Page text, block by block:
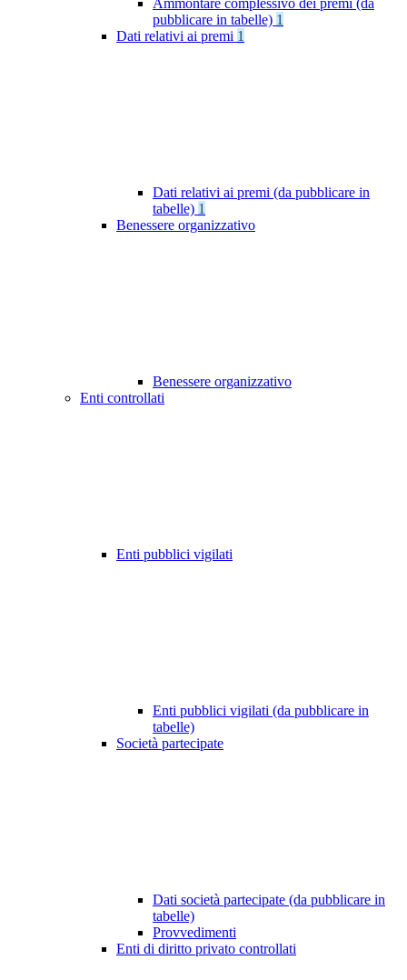
Ammontare complessivo dei premi (da
pubblicare in tabelle) 1
Dati relativi ai premi 1
Dati relativi ai premi (da pubblicare in
tabelle) 1
Benessere organizzativo
Benessere organizzativo
Enti controllati
Enti pubblici vigilati
Enti pubblici vigilati (da pubblicare in
tabelle)
Società partecipate
Dati società partecipate (da pubblicare in
tabelle)
Provvedimenti
Enti di diritto privato controllati